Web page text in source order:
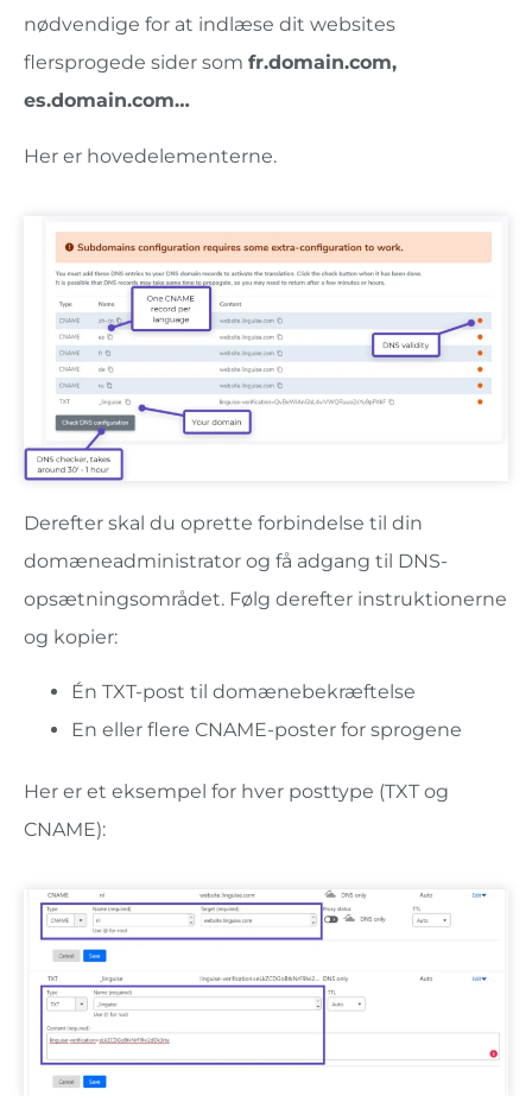
nødvendige for at indlæse dit websites
flersprogede sider som fr.domain.com,
es.domain.com…
Her er hovedelementerne.
Derefter skal du oprette forbindelse til din
domæneadministrator og få adgang til DNS-
opsætningsområdet. Følg derefter instruktionerne
og kopier:
Én TXT-post til domænebekræftelse
En eller flere CNAME-poster for sprogene
Her er et eksempel for hver posttype (TXT og
CNAME):